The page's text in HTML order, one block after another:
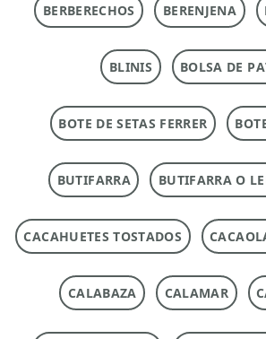
BERBERECHOS BERENJENA
BLINIS BOLSA DE
BOTE DE SETAS FERRER
BUTIFARRA BUTIFARRA O
CACAHUETES TOSTADOS
CALABAZA CALAMAR